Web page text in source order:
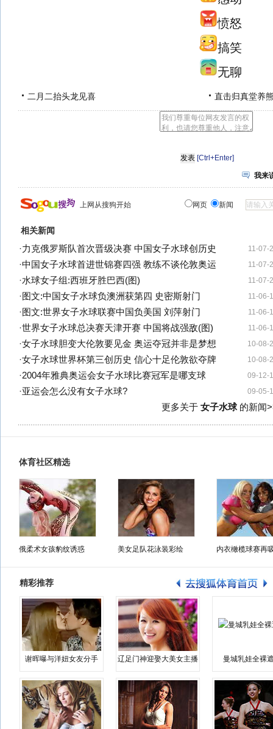
愤怒
搞笑
无聊
二月二抬头龙见喜 直击归真堂养
[Ctrl+Enter]
我来
上网从搜狗开始 网页 新闻
相关新闻
11-07-
·力克俄罗斯队首次晋级决赛 中国女子水球创历史
11-07-
·中国女子水球首进世锦赛四强 教练不谈伦敦奥运
11-07-
·水球女子组:西班牙胜巴西(图)
11-06-
· 图文:中国女子水球负澳洲获第四 史密斯射门
11-06-
· 图文:世界女子水球联赛中国负美国 刘萍射门
11-06-
·世界女子水球总决赛天津开赛 中国将战强敌(图)
10-08-
·女子水球胆变大伦敦要见金 奥运夺冠并非是梦想
10-08-
·女子水球世界杯第三创历史 信心十足伦敦欲夺牌
09-12-
·2004年雅典奥运会女子水球比赛冠军是哪支球
09-05-
·亚运会怎么没有女子水球?
更多关于 女子水球的新闻
体育社区精选
俄柔术女孩豹纹诱惑 美女足队花泳装彩绘 内衣橄榄球赛再
精彩推荐
谢晖曝与洋妞女友分手 辽足门神迎娶大美女主播 曼城乳娃全裸